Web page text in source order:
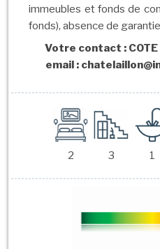
immeubles et fonds de
fonds), absence de
Votre contact :
email :
2 3 1